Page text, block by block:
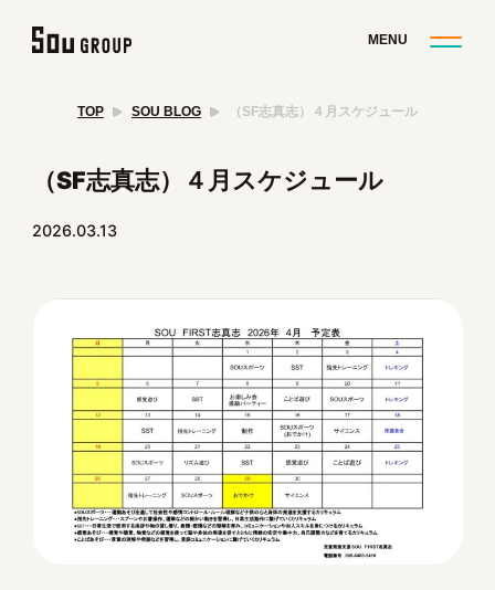
TOP SOU BLOG （SF志真志）４月スケジュール
（SF志真志）４月スケジュール
2026.03.13